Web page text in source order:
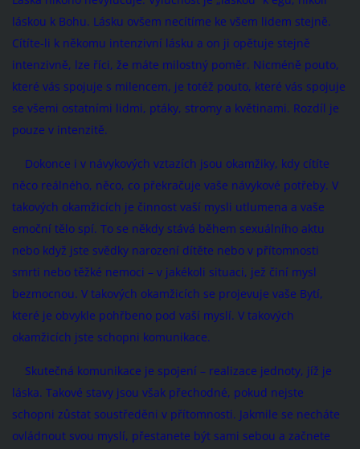
láskou k Bohu. Lásku ovšem necítíme ke všem lidem stejně.
Cítíte-li k někomu intenzivní lásku a on ji opětuje stejně
intenzivně, lze říci, že máte milostný poměr. Nicméně pouto,
které vás spojuje s milencem, je totéž pouto, které vás spojuje
se všemi ostatními lidmi, ptáky, stromy a květinami. Rozdíl je
pouze v intenzitě.
Dokonce i v návykových vztazích jsou okamžiky, kdy cítíte
něco reálného, něco, co překračuje vaše návykové potřeby. V
takových okamžicích je činnost vaší mysli utlumena a vaše
emoční tělo spí. To se někdy stává během sexuálního aktu
nebo když jste svědky narození dítěte nebo v přítomnosti
smrti nebo těžké nemoci – v jakékoli situaci, jež činí mysl
bezmocnou. V takových okamžicích se projevuje vaše Bytí,
které je obvykle pohřbeno pod vaší myslí. V takových
okamžicích jste schopni komunikace.
Skutečná komunikace je spojení – realizace jednoty, jíž je
láska. Takové stavy jsou však přechodné, pokud nejste
schopni zůstat soustředěni v přítomnosti. Jakmile se necháte
ovládnout svou myslí, přestanete být sami sebou a začnete